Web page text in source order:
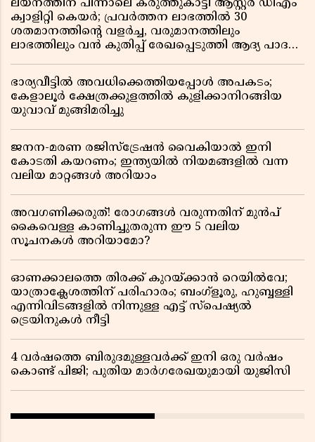
ലയനത്തിന് പിന്നാലെ കരുത്തുകാട്ടി ആസ്റ്റർ ഡിഎം
ക്വാളിറ്റി കെയർ; പ്രവർത്തന ലാഭത്തിൽ 30
ശതമാനത്തിൻ്റെ വളർച്ച, വരുമാനത്തിലും
ലാഭത്തിലും വൻ കുതിപ്പ് രേഖപ്പെടുത്തി ആദ്യ പാദ
ഭാര്യവീട്ടിൽ അവധിക്കെത്തിയപ്പോൾ അപകടം;
കേളാലൂർ ക്ഷേത്രക്കുളത്തിൽ കുളിക്കാനിറങ്ങിയ
യുവാവ് മുങ്ങിമരിച്ചു
ജനന-മരണ രജിസ്ട്രേഷൻ വൈകിയാൽ ഇനി
കോടതി കയറണം; ഇന്ത്യയിൽ നിയമങ്ങളിൽ വന്ന
വലിയ മാറ്റങ്ങൾ അറിയാം
അവഗണിക്കരുത്! രോഗങ്ങൾ വരുന്നതിന് മുൻപ്
കൈവെള്ള കാണിച്ചുതരുന്ന ഈ 5 വലിയ
സൂചനകൾ അറിയാമോ?
ഓണക്കാലത്തെ തിരക്ക് കുറയ്ക്കാൻ റെയിൽവേ;
യാത്രാക്ലേശത്തിന് പരിഹാരം; ബംഗ്ളൂരു, ഹുബ്ബള്ളി
എന്നിവിടങ്ങളിൽ നിന്നുള്ള എട്ട് സ്പെഷ്യൽ
ട്രെയിനുകൾ നീട്ടി
4 വർഷത്തെ ബിരുദമുള്ളവർക്ക് ഇനി ഒരു വർഷം
കൊണ്ട് പിജി; പുതിയ മാർഗരേഖയുമായി യുജിസി